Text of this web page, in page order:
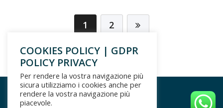
1 2
COOKIES POLICY | GDPR
POLICY PRIVACY
Per rendere la vostra navigazione più
sicura utilizziamo i cookies anche per
rendere la vostra navigazione più
piacevole.